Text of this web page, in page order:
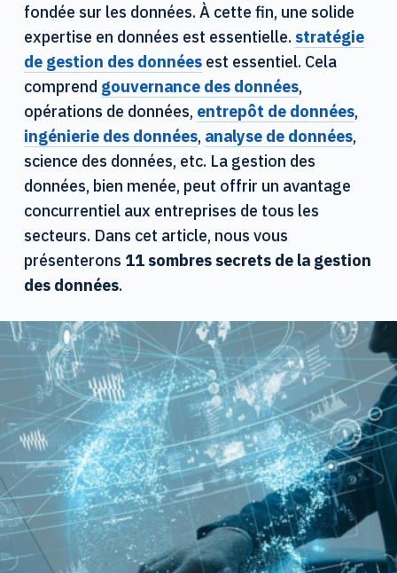
fondée sur les données. À cette fin, une solide
expertise en données est essentielle. stratégie
de gestion des donnéesest essentiel. Cela
comprend gouvernance des données,
opérations de données, entrepôt de données,
ingénierie des données, analyse de données,
science des données, etc. La gestion des
données, bien menée, peut offrir un avantage
concurrentiel aux entreprises de tous les
secteurs. Dans cet article, nous vous
présenterons 11 sombres secrets de la gestion
des données.